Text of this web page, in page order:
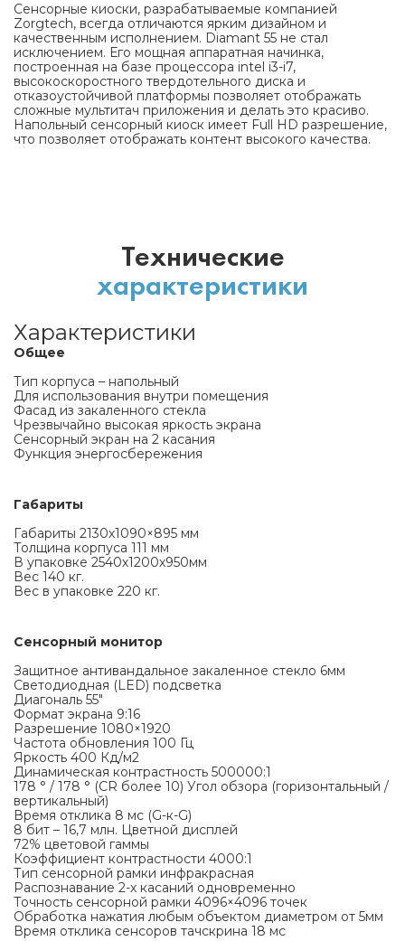
Сенсорные киоски, разрабатываемые компанией
Zorgtech, всегда отличаются ярким дизайном и
качественным исполнением. Diamant 55 не стал
исключением. Его мощная аппаратная начинка,
построенная на базе процессора intel i3-i7,
высокоскоростного твердотельного диска и
отказоустойчивой платформы позволяет отображать
сложные мультитач приложения и делать это красиво.
Напольный сенсорный киоск имеет Full HD разрешение,
что позволяет отображать контент высокого качества.
Технические
характеристики
Характеристики
Общее
Тип корпуса – напольный
Для использования внутри помещения
Фасад из закаленного стекла
Чрезвычайно высокая яркость экрана
Сенсорный экран на 2 касания
Функция энергосбережения
Габариты
Габариты 2130х1090×895 мм
Толщина корпуса 111 мм
В упаковке 2540х1200х950мм
Вес 140 кг.
Вес в упаковке 220 кг.
Сенсорный монитор
Защитное антивандальное закаленное стекло 6мм
Светодиодная (LED) подсветка
Диагональ 55″
Формат экрана 9:16
Разрешение 1080×1920
Частота обновления 100 Гц
Яркость 400 Кд/м2
Динамическая контрастность 500000:1
178 ° / 178 ° (CR более 10) Угол обзора (горизонтальный /
вертикальный)
Время отклика 8 мс (G-к-G)
8 бит – 16,7 млн. Цветной дисплей
72% цветовой гаммы
Коэффициент контрастности 4000:1
Тип сенсорной рамки инфракрасная
Распознавание 2-х касаний одновременно
Точность сенсорной рамки 4096×4096 точек
Обработка нажатия любым объектом диаметром от 5мм
Время отклика сенсоров тачскрина 18 мс